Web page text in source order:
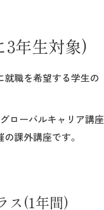
年生対象)
就職を希望する学生の
ローバルキャリア講座
課外講座です。
ス(1年間)